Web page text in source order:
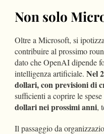
Non solo
Oltre a Microsoft, si
contribuire al prossimo
dato che OpenAI dipende
intelligenza artificiale. Nel
dollari, con previsioni di
sufficienti a coprire le
dollari nei prossimi anni,
Il passaggio da